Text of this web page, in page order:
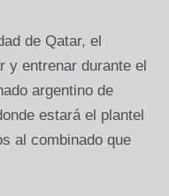
de Qatar, el
y entrenar durante el
argentino de
estará el plantel
al combinado que